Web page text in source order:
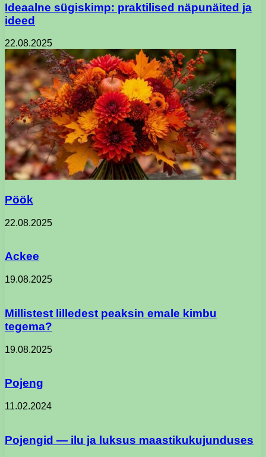
Ideaalne sügiskimp: praktilised näpunäited ja
ideed
22.08.2025
Pöök
22.08.2025
Ackee
19.08.2025
Millistest lilledest peaksin emale kimbu
tegema?
19.08.2025
Pojeng
11.02.2024
Pojengid — ilu ja luksus maastikukujunduses